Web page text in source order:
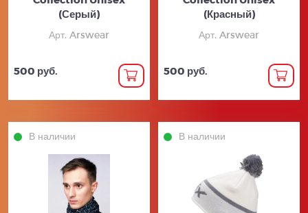
(Серый)
Арт. Arswear
500 руб.
(Красный)
Арт. Arswear
500 руб.
В наличии В наличии